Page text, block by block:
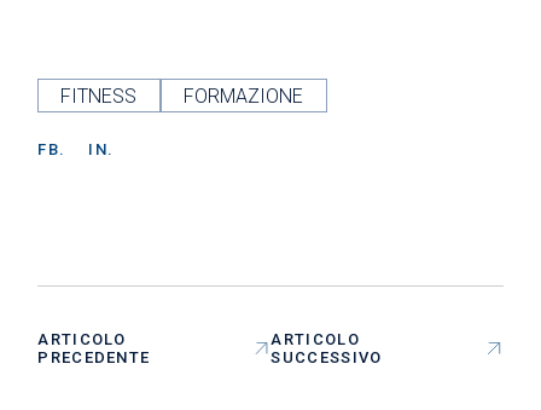
FITNESS FORMAZIONE
FB. IN.
ARTICOLO
PRECEDENTE
ARTICOLO
SUCCESSIVO